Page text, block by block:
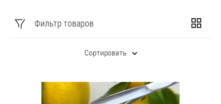
Фильтр товаров
Сортировать